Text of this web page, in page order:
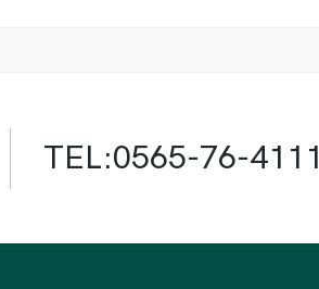
TEL:0565-76-4111